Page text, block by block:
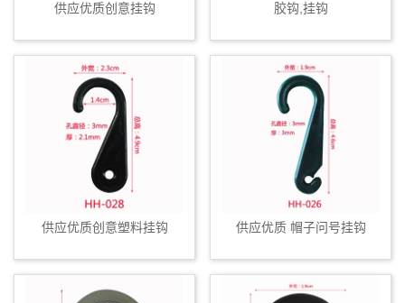
供应优质创意挂钩 胶钩,挂钩
供应优质创意塑料挂钩 供应优质 帽子问号挂钩